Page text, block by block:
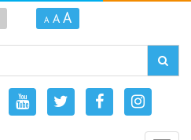
A A A